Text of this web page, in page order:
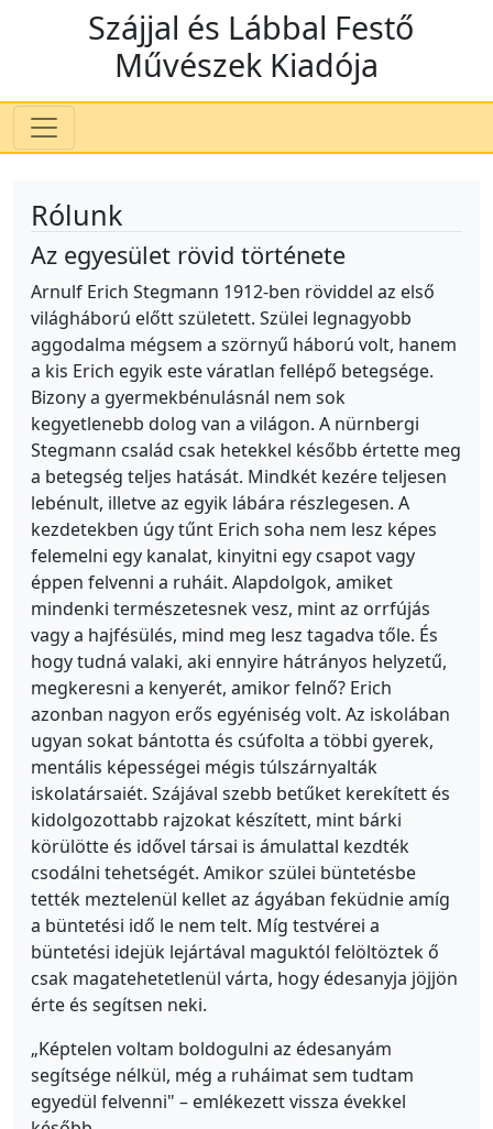
Szájjal és Lábbal Festő
Művészek Kiadója
Rólunk
Az egyesület rövid története
Arnulf Erich Stegmann 1912-ben röviddel az első
világháború előtt született. Szülei legnagyobb
aggodalma mégsem a szörnyű háború volt, hanem
a kis Erich egyik este váratlan fellépő betegsége.
Bizony a gyermekbénulásnál nem sok
kegyetlenebb dolog van a világon. A nürnbergi
Stegmann család csak hetekkel később értette meg
a betegség teljes hatását. Mindkét kezére teljesen
lebénult, illetve az egyik lábára részlegesen. A
kezdetekben úgy tűnt Erich soha nem lesz képes
felemelni egy kanalat, kinyitni egy csapot vagy
éppen felvenni a ruháit. Alapdolgok, amiket
mindenki természetesnek vesz, mint az orrfújás
vagy a hajfésülés, mind meg lesz tagadva tőle. És
hogy tudná valaki, aki ennyire hátrányos helyzetű,
megkeresni a kenyerét, amikor felnő? Erich
azonban nagyon erős egyéniség volt. Az iskolában
ugyan sokat bántotta és csúfolta a többi gyerek,
mentális képességei mégis túlszárnyalták
iskolatársaiét. Szájával szebb betűket kerekített és
kidolgozottabb rajzokat készített, mint bárki
körülötte és idővel társai is ámulattal kezdték
csodálni tehetségét. Amikor szülei büntetésbe
tették meztelenül kellet az ágyában feküdnie amíg
a büntetési idő le nem telt. Míg testvérei a
büntetési idejük lejártával maguktól felöltöztek ő
csak magatehetetlenül várta, hogy édesanyja jöjjön
érte és segítsen neki.
„Képtelen voltam boldogulni az édesanyám
segítsége nélkül, még a ruháimat sem tudtam
egyedül felvenni" – emlékezett vissza évekkel